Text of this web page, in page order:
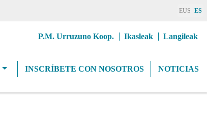
EUS ES
goiburuMenua
P.M. Urruzuno Koop. Ikasleak Langileak
INSCRÍBETE CON NOSOTROS NOTICIAS